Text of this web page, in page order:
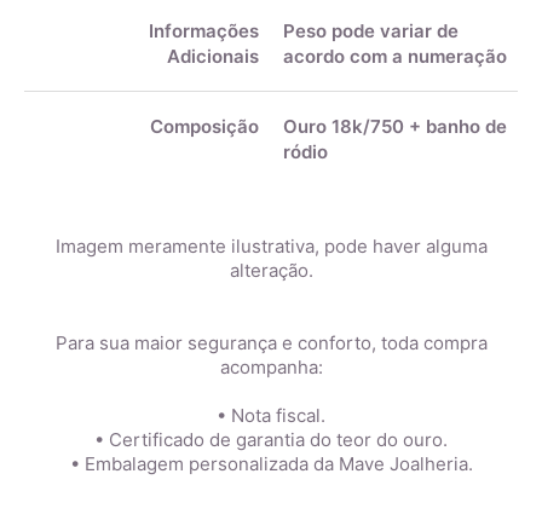
Informações
Adicionais
Peso pode variar de
acordo com a numeração
Composição
Ouro 18k/750 + banho de
ródio
Imagem meramente ilustrativa, pode haver alguma
alteração.
Para sua maior segurança e conforto, toda compra
acompanha:
• Nota fiscal.
• Certificado de garantia do teor do ouro.
• Embalagem personalizada da Mave Joalheria.